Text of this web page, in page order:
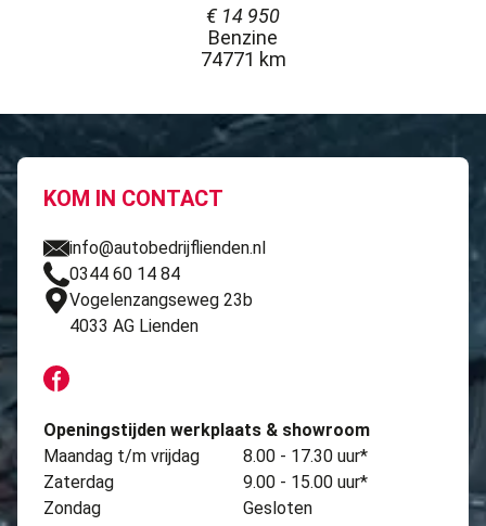
€ 14 950
Benzine
74771 km
KOM IN CONTACT
info@autobedrijflienden.nl
0344 60 14 84
Vogelenzangseweg 23b
4033 AG Lienden
Openingstijden werkplaats & showroom
Maandag t/m vrijdag
8.00 - 17.30 uur*
Zaterdag
9.00 - 15.00 uur*
Zondag
Gesloten